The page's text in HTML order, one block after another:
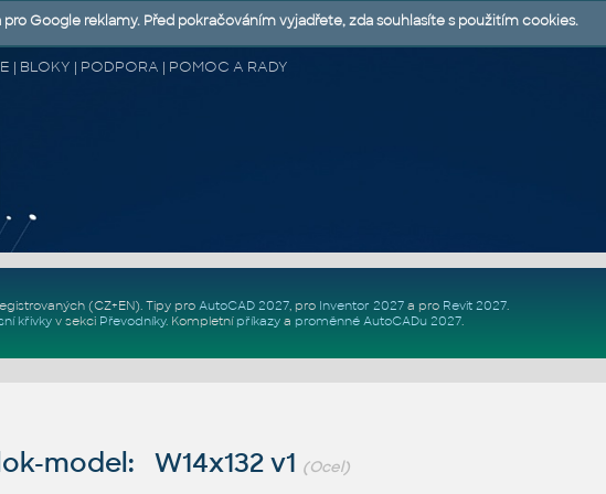
| BLOKY | PODPORA | POMOC A RADY
(CZ+EN). Tipy pro AutoCAD 2027, pro Inventor 2027a pro Revit 2027.
křivkyv sekci Převodníky. Kompletní příkazya proměnné AutoCADu 2027.
model: W14x132 v1 (Ocel)
Google reklamy. Před pokračováním vyjadřete, zda souhlasíte s použitím cookies.